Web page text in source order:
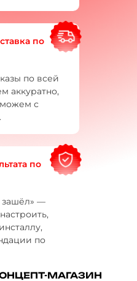
по
по всей
аккуратно,
с
по
зашёл» —
по
МАГАЗИН